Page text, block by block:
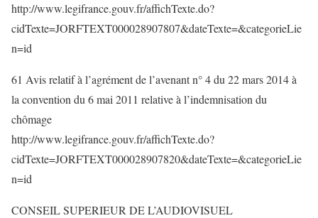
http://www.legifrance.gouv.fr/affichTexte.do?
cidTexte=JORFTEXT000028907807&dateTexte=&categorieLie
n=id
61 Avis relatif à l’agrément de l’avenant n° 4 du 22 mars 2014 à
la convention du 6 mai 2011 relative à l’indemnisation du
chômage
http://www.legifrance.gouv.fr/affichTexte.do?
cidTexte=JORFTEXT000028907820&dateTexte=&categorieLie
n=id
CONSEIL SUPERIEUR DE L’AUDIOVISUEL